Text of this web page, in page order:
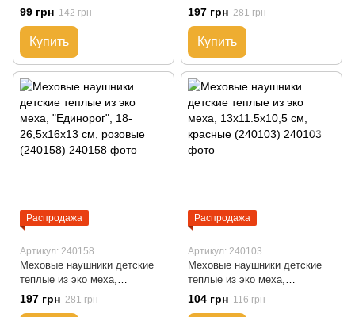
19,5x14,8x14 см, серые
(240042)
99 грн 142 грн
Купить
"Единорог", 18-26,5x16x13 см,
бежевые (240073)
197 грн 281 грн
Купить
Распродажа
Артикул: 240158
Меховые наушники детские
теплые из эко меха,
"Единорог", 18-26,5x16x13 см,
розовые (240158)
197 грн 281 грн
Распродажа
Артикул: 240103
Меховые наушники детские
теплые из эко меха,
13x11.5x10,5 см, красные
(240103)
104 грн 116 грн